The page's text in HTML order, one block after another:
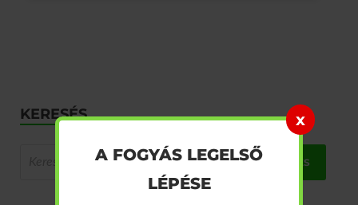
KERESÉS
A FOGYÁS LEGELSŐ
LÉPÉSE
x